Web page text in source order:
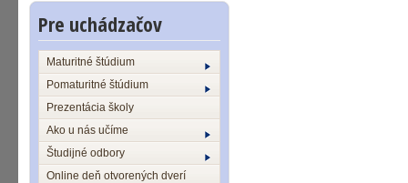
Pre uchádzačov
Maturitné štúdium
Pomaturitné štúdium
Prezentácia školy
Ako u nás učíme
Študijné odbory
Online deň otvorených dverí